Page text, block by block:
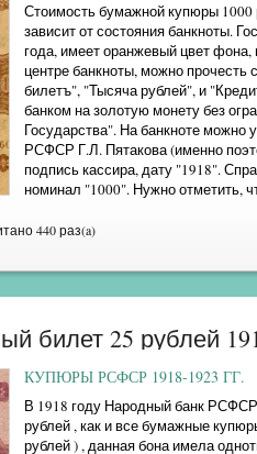
Стоимость бумажной купюры 1000
зависит от состояния банкноты.
года, имеет оранжевый цвет фона,
центре банкноты, можно
билетъ", "Тысяча рублей", и
банком на золотую монету без
Государства". На банкноте можно
РСФСР Г.Л. Пятакова (именно
подпись кассира, дату "1918".
номинал "1000". Нужно отметить,
440 раз(a)
билет 25 рублей
КУПЮРЫ РСФСР 1918-1923 ГГ.
В 1918 году Народный банк
рублей , как и все бумажные
рублей ) , данная бона имела